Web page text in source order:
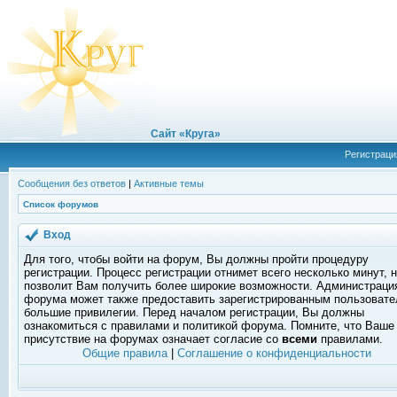
Сайт «Круга»
Сообщения без ответов | Активные темы
Список форумов
Вход
Для того, чтобы войти на форум, Вы должны пройти процедуру
регистрации. Процесс регистрации отнимет всего несколько минут,
позволит Вам получить более широкие возможности.
форума может также предоставить зарегистрированным
большие привилегии. Перед началом регистрации, Вы должны
ознакомиться с правилами и политикой форума. Помните, что Ваше
присутствие на форумах означает согласие со всеми правилами.
Общие правила| Соглашение о конфиденциальности